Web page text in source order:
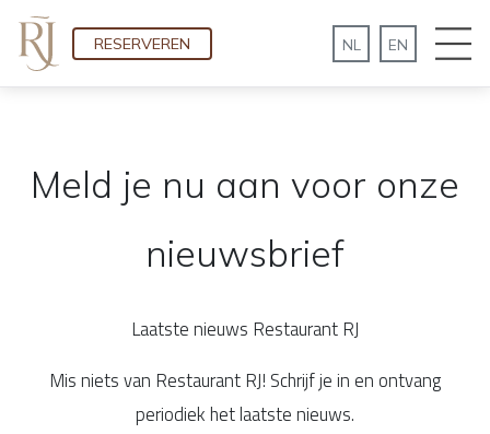
RESERVEREN
Meld je nu aan voor onze
nieuwsbrief
Laatste nieuws Restaurant RJ
Mis niets van Restaurant RJ! Schrijf je in en ontvang
periodiek het laatste nieuws.